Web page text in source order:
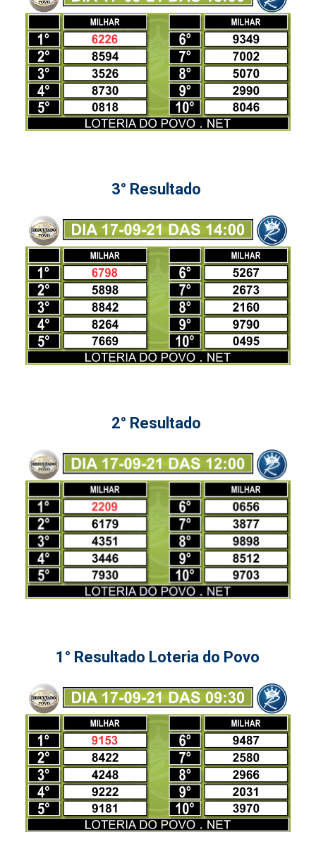
3° Resultado
2° Resultado
1° Resultado Loteria do Povo